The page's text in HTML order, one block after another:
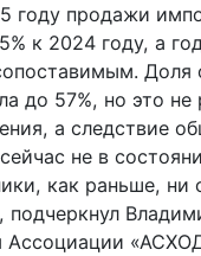
году продажи
к 2024 году, а
Доля
до 57%, но это не
а следствие
не в
как раньше, ни
подчеркнул
Ассоциации